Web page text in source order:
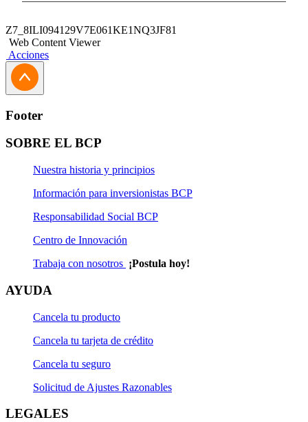
Z7_8ILI094129V7E061KE1NQ3JF81
Web Content Viewer
Acciones
Footer
SOBRE EL BCP
Nuestra historia y principios
Información para inversionistas BCP
Responsabilidad Social BCP
Centro de Innovación
Trabaja con nosotros ¡Postula hoy!
AYUDA
Cancela tu producto
Cancela tu tarjeta de crédito
Cancela tu seguro
Solicitud de Ajustes Razonables
LEGALES